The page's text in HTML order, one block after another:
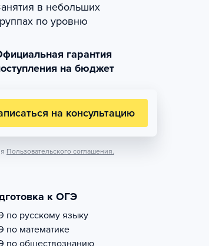
в небольших
по уровню
гарантия
на бюджет
на консультацию
Пользовательского соглашения.
к ОГЭ
по русскому языку
по математике
по обществознанию